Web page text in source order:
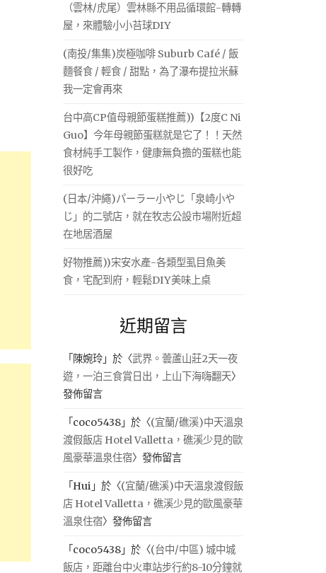
（雲林/虎尾）雲林縣不用品循環館-轉轉
屋，來體驗小小苔球DIY
(南投/集集)炭極咖啡 Suburb Café / 飯
麵餐食 / 輕食 / 甜點，為了瀑布提拉米蘇
我一定會再來
台中高CP值母親節蛋糕推薦))【2度C Ni
Guo】今年母親節蛋糕就是它了！！天然
食材純手工製作，健康無負擔的蛋糕也能
很好吃
(日本/沖繩)パーラー小やじ「泉崎小や
じ」的二號店，就在牧志公設市場附近超
在地居酒屋
好物推薦))宋安水產-各類型虱目魚美
食，宅配到府，輕鬆DIY美味上桌
近期留言
「 陳婉玲 」於〈武界。蕓蘆山莊2天一夜
遊，一泊三食賞日出，上山下海嗨翻天〉
發佈留言
「 coco5438 」於〈(宜蘭/礁溪)中天溫泉
渡假飯店 Hotel Valletta，礁溪少見的歐
風豪華溫泉住宿〉發佈留言
「Hui 」於〈(宜蘭/礁溪)中天溫泉渡假飯
店 Hotel Valletta，礁溪少見的歐風豪華
溫泉住宿〉發佈留言
「 coco5438 」於〈(台中/中區) 城中城
飯店，距離台中火車站步行約8-10分鐘就